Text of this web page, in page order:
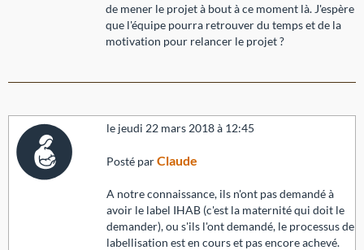
de mener le projet à bout à ce moment là. J'espère
que l'équipe pourra retrouver du temps et de la
motivation pour relancer le projet ?
le jeudi 22 mars 2018 à 12:45
Posté parClaude
A notre connaissance, ils n'ont pas demandé à
avoir le label IHAB (c'est la maternité qui doit le
demander), ou s'ils l'ont demandé, le processus de
labellisation est en cours et pas encore achevé.